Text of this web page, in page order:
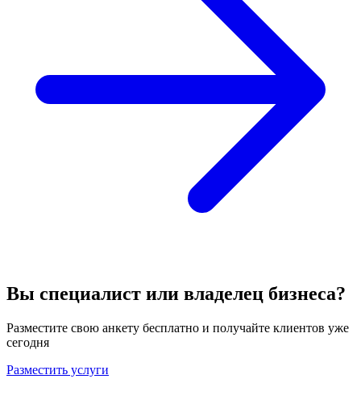
Вы специалист или владелец бизнеса?
Разместите свою анкету бесплатно и получайте клиентов уже
сегодня
Разместить услуги